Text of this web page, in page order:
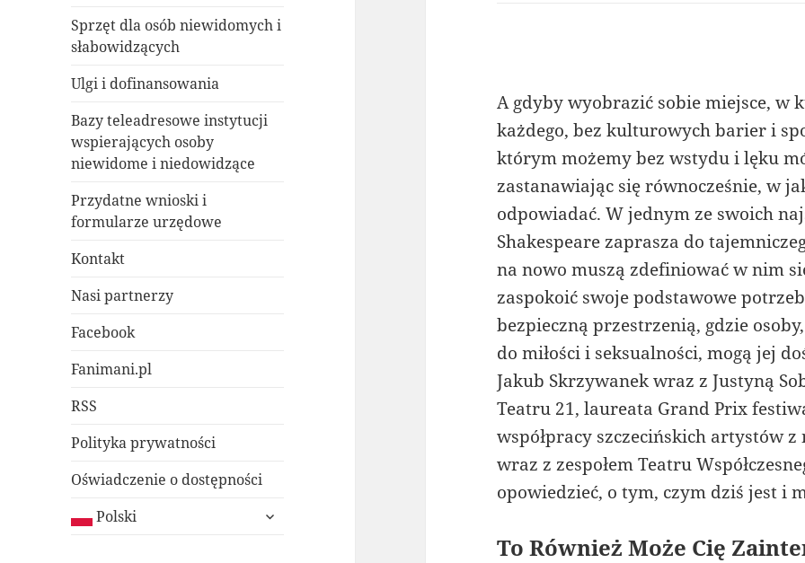
Sprzęt dla osób niewidomych i
słabowidzących
Ulgi i dofinansowania
Bazy teleadresowe instytucji
wspierających osoby
niewidome i niedowidzące
Przydatne wnioski i
formularze urzędowe
Kontakt
Nasi partnerzy
Facebook
Fanimani.pl
RSS
Polityka prywatności
Oświadczenie o dostępności
Polski
rozwiń
A gdyby wyobrazić sobie miejsce, w
każdego, bez kulturowych barier i
którym możemy bez wstydu i lęku
zastanawiając się równocześnie, w
odpowiadać. W jednym ze swoich
Shakespeare zaprasza do
na nowo muszą zdefiniować w nim
zaspokoić swoje podstawowe
bezpieczną przestrzenią, gdzie
do miłości i seksualności, mogą jej
Jakub Skrzywanek wraz z Justyną
Teatru 21, laureata Grand Prix
współpracy szczecińskich artystów
wraz z zespołem Teatru
opowiedzieć, o tym, czym dziś jest i
To Również Może Cię